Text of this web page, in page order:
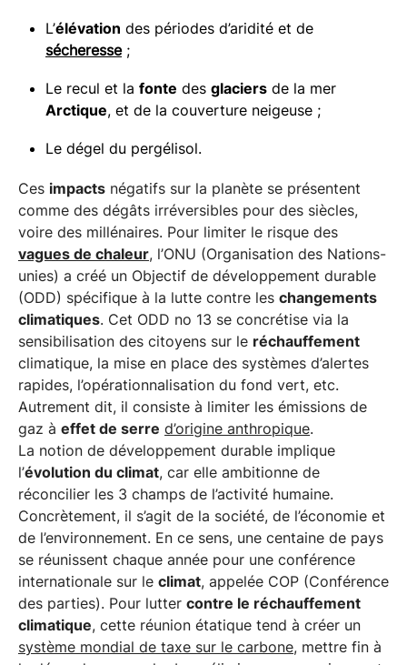
L’élévation des périodes d’aridité et de
sécheresse;
Le recul et la fonte des glaciers de la mer
Arctique, et de la couverture neigeuse ;
Le dégel du pergélisol.
Ces impacts négatifs sur la planète se présentent
comme des dégâts irréversibles pour des siècles,
voire des millénaires. Pour limiter le risque des
vagues de chaleur, l’ONU (Organisation des Nations-
unies) a créé un Objectif de développement durable
(ODD) spécifique à la lutte contre les changements
climatiques. Cet ODD no 13 se concrétise via la
sensibilisation des citoyens sur le réchauffement
climatique, la mise en place des systèmes d’alertes
rapides, l’opérationnalisation du fond vert, etc.
Autrement dit, il consiste à limiter les émissions de
gaz à effet de serre d’origine anthropique.
La notion de développement durable implique
l’évolution du climat, car elle ambitionne de
réconcilier les 3 champs de l’activité humaine.
Concrètement, il s’agit de la société, de l’économie et
de l’environnement. En ce sens, une centaine de pays
se réunissent chaque année pour une conférence
internationale sur le climat, appelée COP (Conférence
des parties). Pour lutter contre le réchauffement
climatique, cette réunion étatique tend à créer un
système mondial de taxe sur le carbone, mettre fin à